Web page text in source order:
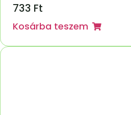
733 Ft
Kosárba teszem